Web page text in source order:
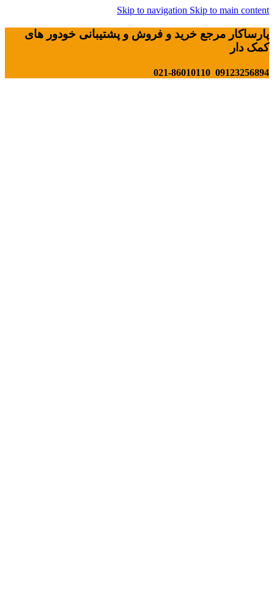
Skip to navigation Skip to main content
پارساکار مرجع خرید و فروش و پشتیبانی خودور های
کمک دار
09123256894 021-86010110